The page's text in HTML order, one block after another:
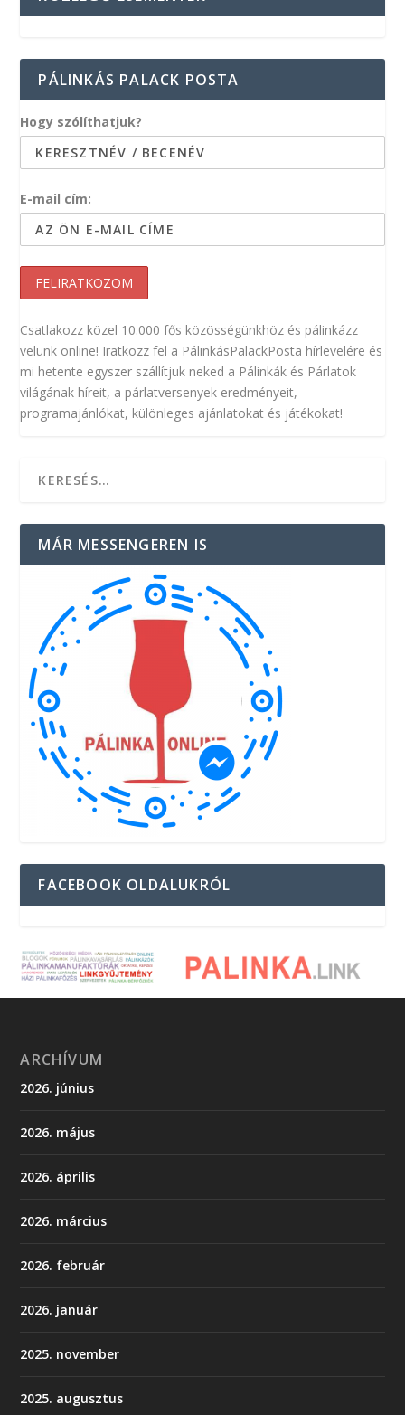
PÁLINKÁS PALACK POSTA
Hogy szólíthatjuk?
E-mail cím:
Csatlakozz közel 10.000 fős közösségünkhöz és pálinkázz
velünk online! Iratkozz fel a PálinkásPalackPosta hírlevelére és
mi hetente egyszer szállítjuk neked a Pálinkák és Párlatok
világának híreit, a párlatversenyek eredményeit,
programajánlókat, különleges ajánlatokat és játékokat!
MÁR MESSENGEREN IS
FACEBOOK OLDALUKRÓL
ARCHÍVUM
2026. június
2026. május
2026. április
2026. március
2026. február
2026. január
2025. november
2025. augusztus